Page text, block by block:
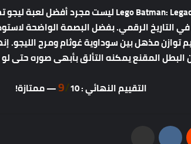
ليستمجردأفضللعبةليجو
فيالتاريخالرقمي.بفضلالبصمةالواضحة
توازنمذهلبينسوداويةغوثامومرحالليجو.
البطلالمقنعيمكنهالتألقبأبهىصورهحتىلو
التقييمالنهائي:
9/10 — ممتازة!